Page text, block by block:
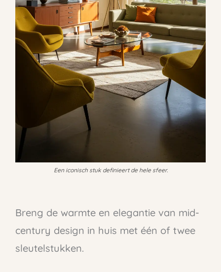
Een iconisch stuk definieert de hele sfeer.
Breng de warmte en elegantie van mid-
century design in huis met één of twee
sleutelstukken.